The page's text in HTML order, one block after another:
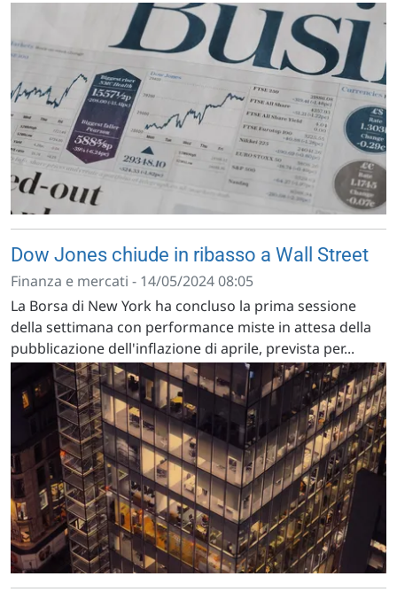
Dow Jones chiude in ribasso a Wall Street
Finanza e mercati - 14/05/2024 08:05
La Borsa di New York ha concluso la prima sessione
della settimana con performance miste in attesa della
pubblicazione dell'inflazione di aprile, prevista per...